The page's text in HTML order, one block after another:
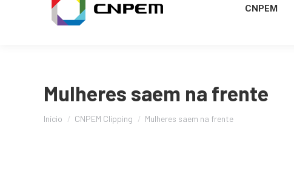
CNPEM
Mulheres saem na frente
Início CNPEM Clipping Mulheres saem na frente